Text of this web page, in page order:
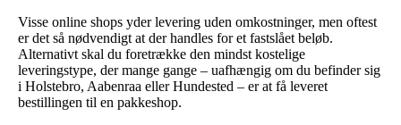
Visse online shops yder levering uden omkostninger, men oftest
er det så nødvendigt at der handles for et fastslået beløb.
Alternativt skal du foretrække den mindst kostelige
leveringstype, der mange gange – uafhængig om du befinder sig
i Holstebro, Aabenraa eller Hundested – er at få leveret
bestillingen til en pakkeshop.